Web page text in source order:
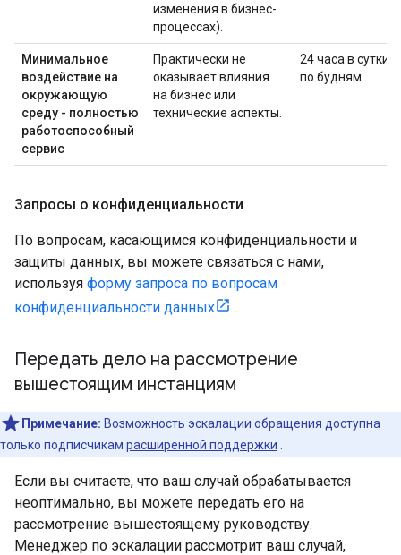
изменения в бизнес-
процессах).
Минимальное
воздействие на
окружающую
среду - полностью
работоспособный
сервис
Практически не
оказывает влияния
на бизнес или
технические аспекты.
24 часа в сутки
по будням
Запросы о конфиденциальности
По вопросам, касающимся конфиденциальности и
защиты данных, вы можете связаться с нами,
используя форму запроса по вопросам
конфиденциальности данных
.
Передать дело на рассмотрение
вышестоящим инстанциям
Примечание: Возможность эскалации обращения доступна
только подписчикам расширенной поддержки
Если вы считаете, что ваш случай обрабатывается
неоптимально, вы можете передать его на
рассмотрение вышестоящему руководству.
Менеджер по эскалации рассмотрит ваш случай,